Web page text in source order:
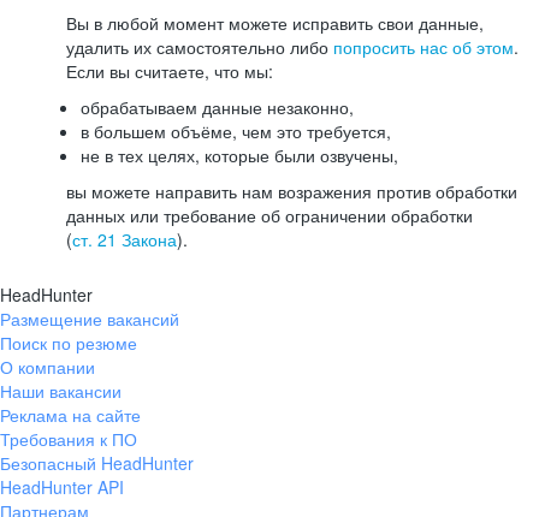
Вы в любой момент можете исправить свои данные,
удалить их самостоятельно либо попросить нас об этом.
Если вы считаете, что мы:
обрабатываем данные незаконно,
в большем объёме, чем это требуется,
не в тех целях, которые были озвучены,
вы можете направить нам возражения против обработки
данных или требование об ограничении обработки
(ст. 21 Закона).
HeadHunter
Размещение вакансий
Поиск по резюме
О компании
Наши вакансии
Реклама на сайте
Требования к ПО
Безопасный HeadHunter
HeadHunter API
Партнерам